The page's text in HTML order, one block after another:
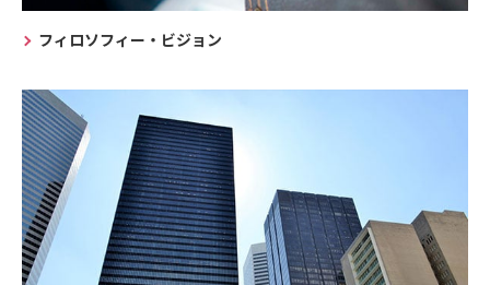
フィロソフィー・ビジョン